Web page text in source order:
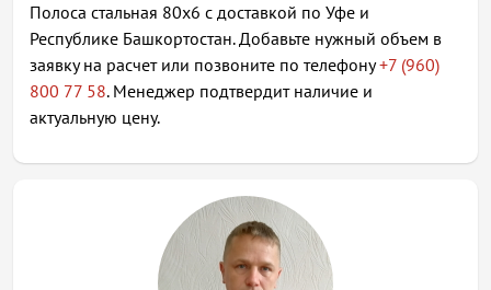
Полоса стальная 80х6 с доставкой по Уфе и
Республике Башкортостан. Добавьте нужный объем в
заявку на расчет или позвоните по телефону+7 (960)
800 77 58. Менеджер подтвердит наличие и
актуальную цену.